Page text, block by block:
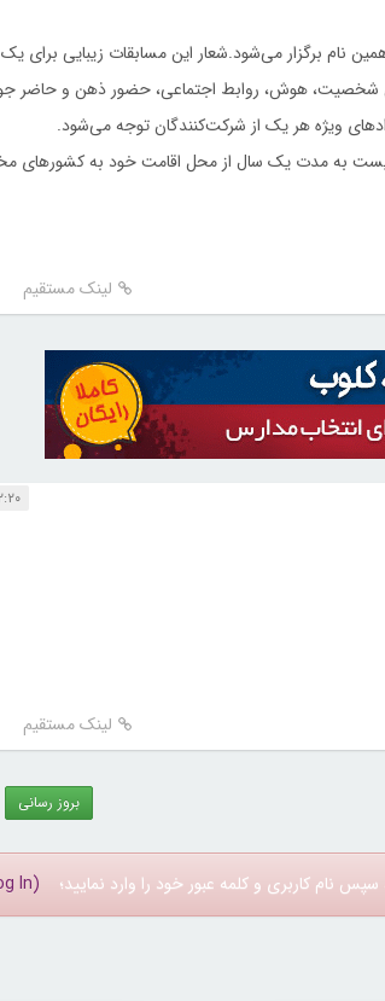
نام برگزار می‌شود.شعار این مسابقات زیبایی
شخصیت، هوش، روابط اجتماعی، حضور ذهن و حاضر
ویژه هر یک از شرکت‌کنندگان توجه می‌شود.
به مدت یک سال از محل اقامت خود به کشورهای
لینک مستقیم
۲۲:۲۰
لینک مستقیم
سپس نام کاربری و کلمه عبور خود را وارد نمایید؛ (Log In)